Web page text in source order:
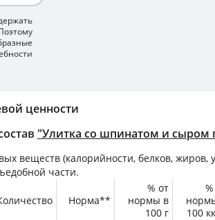
ценности
"Улитка со шпинатом и сыром
веществ (калорийности, белков, жиров,
части.
Норма**
% от
нормы в
100 г
100